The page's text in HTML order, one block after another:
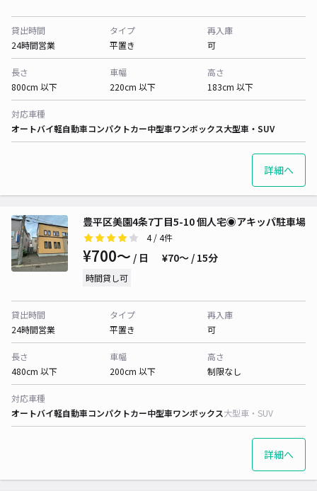
貸出時間
24時間営業
タイプ
平置き
再入庫
可
長さ
800cm 以下
車幅
220cm 以下
高さ
183cm 以下
対応車種
オートバイ軽自動車コンパクトカー中型車ワンボックス大型車・SUV
詳細へ
豊平区美園4条7丁目5-10 個人宅◉アキッパ駐車場
4/ 4件
¥700〜 / 日 ¥70〜 / 15分
時間貸し可
貸出時間
24時間営業
タイプ
平置き
再入庫
可
長さ
480cm 以下
車幅
200cm 以下
高さ
制限なし
対応車種
オートバイ軽自動車コンパクトカー中型車ワンボックス大型車・SUV
詳細へ